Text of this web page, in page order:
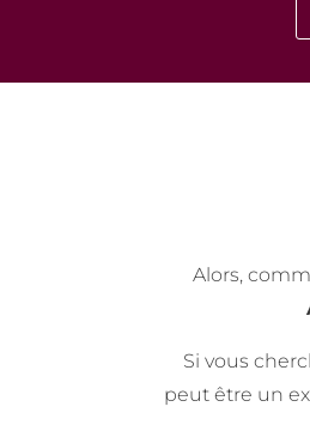
Alors,
Si vous
peut être un